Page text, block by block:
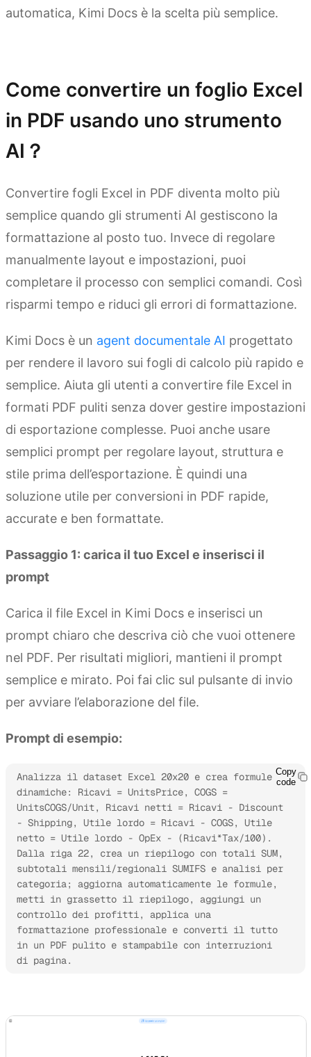
automatica, Kimi Docs è la scelta più semplice.
Come convertire un foglio Excel
in PDF usando uno strumento
AI？
Convertire fogli Excel in PDF diventa molto più
semplice quando gli strumenti AI gestiscono la
formattazione al posto tuo. Invece di regolare
manualmente layout e impostazioni, puoi
completare il processo con semplici comandi. Così
risparmi tempo e riduci gli errori di formattazione.
Kimi Docs è un agent documentale AI progettato
per rendere il lavoro sui fogli di calcolo più rapido e
semplice. Aiuta gli utenti a convertire file Excel in
formati PDF puliti senza dover gestire impostazioni
di esportazione complesse. Puoi anche usare
semplici prompt per regolare layout, struttura e
stile prima dell’esportazione. È quindi una
soluzione utile per conversioni in PDF rapide,
accurate e ben formattate.
Passaggio 1: carica il tuo Excel e inserisci il
prompt
Carica il file Excel in Kimi Docs e inserisci un
prompt chiaro che descriva ciò che vuoi ottenere
nel PDF. Per risultati migliori, mantieni il prompt
semplice e mirato. Poi fai clic sul pulsante di invio
per avviare l’elaborazione del file.
Prompt di esempio:
Analizza il dataset Excel 20x20 e crea formule
dinamiche: Ricavi = UnitsPrice, COGS =
UnitsCOGS/Unit, Ricavi netti = Ricavi - Discount
- Shipping, Utile lordo = Ricavi - COGS, Utile
netto = Utile lordo - OpEx - (Ricavi*Tax/100).
Dalla riga 22, crea un riepilogo con totali SUM,
subtotali mensili/regionali SUMIFS e analisi per
categoria; aggiorna automaticamente le formule,
metti in grassetto il riepilogo, aggiungi un
controllo dei profitti, applica una
formattazione professionale e converti il tutto
in un PDF pulito e stampabile con interruzioni
di pagina.
Copy
code